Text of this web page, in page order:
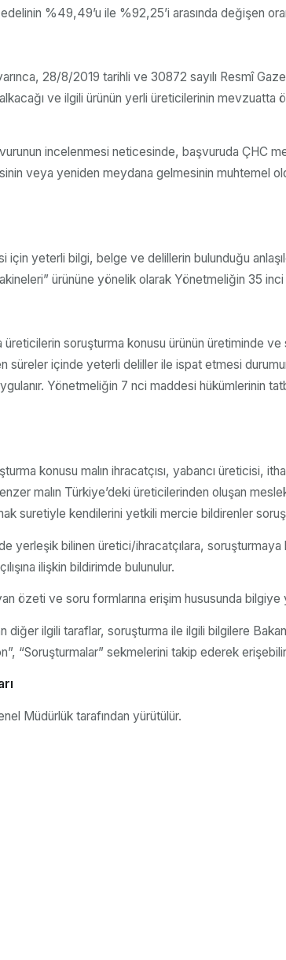
%49,49’u ile %92,25’i arasında değişen
28/8/2019 tarihli ve 30872 sayılı Resmî
ve ilgili ürünün yerli üreticilerinin
incelenmesi neticesinde, başvuruda ÇHC
veya yeniden meydana gelmesinin muhtemel
için yeterli bilgi, belge ve delillerin bulunduğu
ürününe yönelik olarak Yönetmeliğin 35
soruşturma konusu ürünün üretiminde
süreler içinde yeterli deliller ile ispat etmesi
Yönetmeliğin 7 nci maddesi hükümlerinin
konusu malın ihracatçısı, yabancı üreticisi,
malın Türkiye’deki üreticilerinden oluşan
suretiyle kendilerini yetkili mercie bildirenler
yerleşik bilinen üretici/ihracatçılara,
ilişkin bildirimde bulunulur.
özeti ve soru formlarına erişim hususunda bilgiye
ilgili taraflar, soruşturma ile ilgili bilgilere
“Soruşturmalar” sekmelerini takip ederek
Müdürlük tarafından yürütülür.